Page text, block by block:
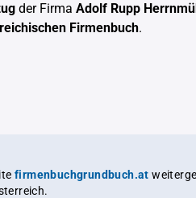
der Firma Adolf Rupp
Firmenbuch.
firmenbuchgrundbuch.at weitergeleitet,